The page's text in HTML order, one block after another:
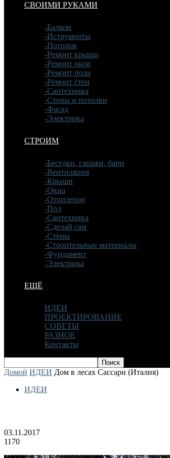
СВОИМИ РУКАМИ
-Балкон
-Иструменты
-Потолок
-Ремонт крыши
-Ремонт окон
-Ремонт пола
-Ремонт стен
-Сантехника
-Стены и потолки
-Фасад
-Электрика
СТРОИМ
-Беседки, гаражи, бани
-Вентиляция
-Крыши
-Окна
-Отопление
-Пол
-Сантехника
-Сделай сам
-Стены
-Строительные материалы
-Фундамент
-Электрика
ЕЩЁ
ИДЕИ
ПРОЕКТИРОВАНИЕ
СОВЕТЫ
РАЗНОЕ
Контакты
Домой ИДЕИ Дом в лесах Сассари (Италия)
ИДЕИ
03.11.2017
1170